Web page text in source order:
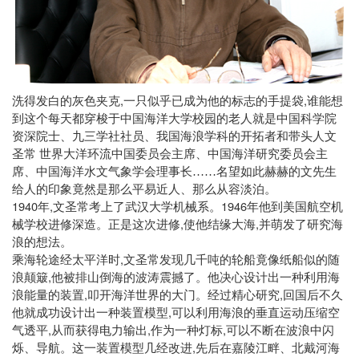
洗得发白的灰色夹克,一只似乎已成为他的标志的手提袋,谁能想
到这个每天都穿梭于中国海洋大学校园的老人就是中国科学院
资深院士、九三学社社员、我国海浪学科的开拓者和带头人文
圣常 世界大洋环流中国委员会主席、中国海洋研究委员会主
席、中国海洋水文气象学会理事长……名望如此赫赫的文先生
给人的印象竟然是那么平易近人、那么从容淡泊。
1940年,文圣常考上了武汉大学机械系。 1946年他到美国航空机
械学校进修深造。正是这次进修,使他结缘大海,并萌发了研究海
浪的想法。
乘海轮途经太平洋时,文圣常发现几千吨的轮船竟像纸船似的随
浪颠簸,他被排山倒海的波涛震撼了。他决心设计出一种利用海
浪能量的装置,叩开海洋世界的大门。经过精心研究,回国后不久
他就成功设计出一种装置模型,可以利用海浪的垂直运动压缩空
气透平,从而获得电力输出,作为一种灯标,可以不断在波浪中闪
烁、导航。这一装置模型几经改进,先后在嘉陵江畔、北戴河海